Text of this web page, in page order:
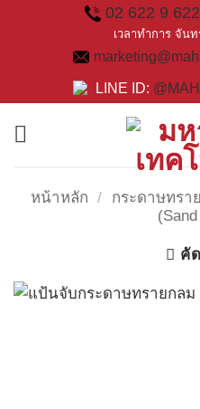
02 622 9
เวลาทำการ จันท
LINE ID:
หน้าหลัก / กระดาษทรา
คั